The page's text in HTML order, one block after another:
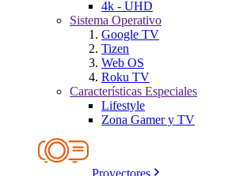
4k - UHD
Sistema Operativo
Google TV
Tizen
Web OS
Roku TV
Características Especiales
Lifestyle
Zona Gamer y TV
Proyectores